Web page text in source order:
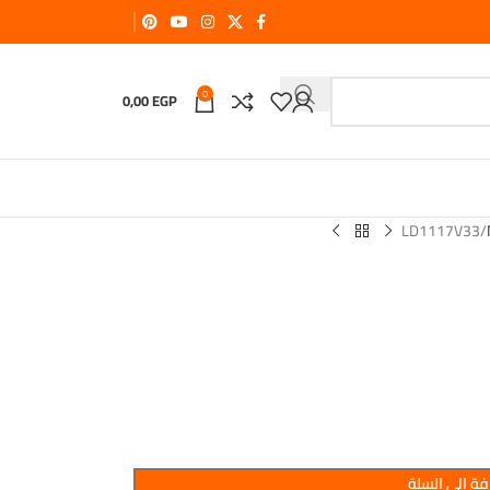
0
0,00EGP
LD1117V33
إلى السلة